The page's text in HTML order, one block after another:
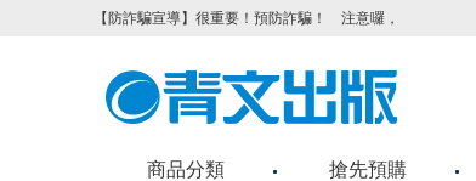
【防詐騙宣導】很重要！預防詐騙！ 注意囉，不要被騙
商品分類 搶先預購